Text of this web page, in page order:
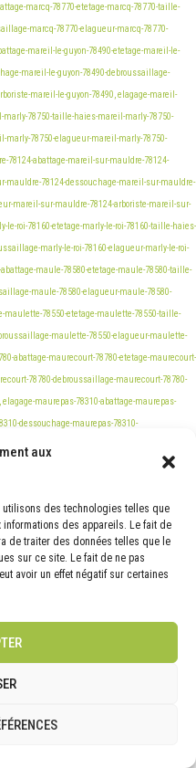
aux
utilisons des technologies telles que
des appareils. Le fait de
de traiter des données telles que le
sur ce site. Le fait de ne pas
avoir un effet négatif sur certaines